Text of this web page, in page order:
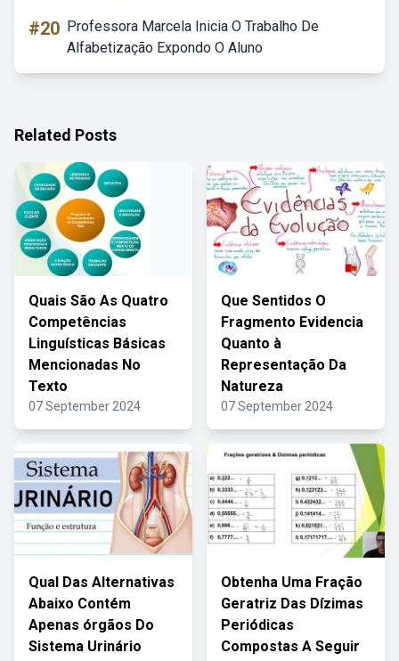
#20 Professora Marcela Inicia O Trabalho De
Alfabetização Expondo O Aluno
Related Posts
Quais São As Quatro
Competências
Linguísticas Básicas
Mencionadas No
Texto
07 September 2024
Que Sentidos O
Fragmento Evidencia
Quanto à
Representação Da
Natureza
07 September 2024
Qual Das Alternativas
Abaixo Contém
Apenas órgãos Do
Sistema Urinário
Obtenha Uma Fração
Geratriz Das Dízimas
Periódicas
Compostas A Seguir